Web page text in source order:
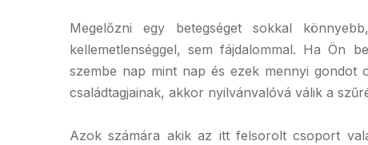
Megelőzni egy betegséget sokkal
kellemetlenséggel, sem fájdalommal. Ha Ön
szembe nap mint nap és ezek mennyi gondot
családtagjainak, akkor nyilvánvalóvá válik a
Azok számára akik az itt felsorolt csoport